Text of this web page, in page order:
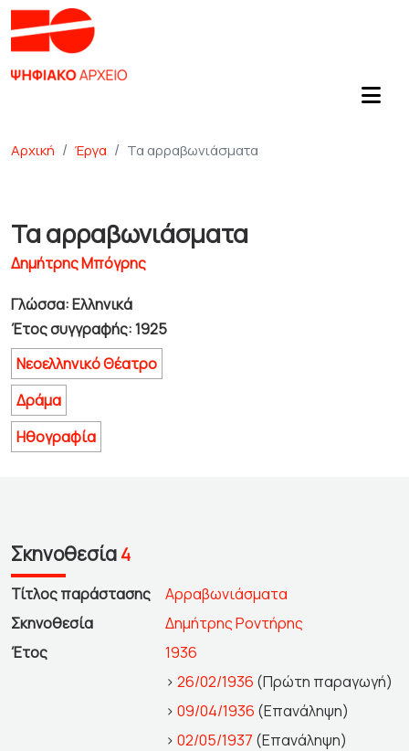
Αρχική Έργα Τα αρραβωνιάσματα
Τα αρραβωνιάσματα
Δημήτρης Μπόγρης
Γλώσσα: Ελληνικά
Έτος συγγραφής: 1925
Νεοελληνικό Θέατρο
Δράμα
Ηθογραφία
Σκηνοθεσία4
Τίτλος παράστασης
Αρραβωνιάσματα
Σκηνοθεσία
Δημήτρης Ροντήρης
Έτος
1936
> 26/02/1936 (Πρώτη παραγωγή)
> 09/04/1936 (Επανάληψη)
> 02/05/1937 (Επανάληψη)